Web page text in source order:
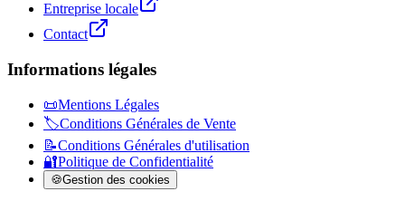
Entreprise locale
Contact
Informations légales
📜Mentions Légales
🏷️Conditions Générales de Vente
📝Conditions Générales d'utilisation
🔐Politique de Confidentialité
🍪Gestion des cookies